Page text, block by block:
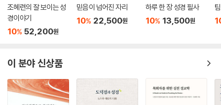
조혜련의 잘 보이는 성
경이야기
10% 52,200원
믿음이 넘어진 자리
10% 22,500원
하루 한 장 성경 필사
10% 13,500원
이 분야 신상품